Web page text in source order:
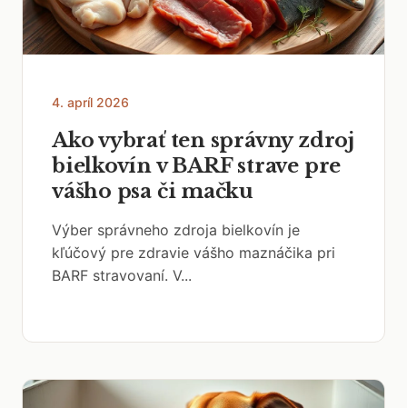
4. apríl 2026
Ako vybrať ten správny zdroj
bielkovín v BARF strave pre
vášho psa či mačku
Výber správneho zdroja bielkovín je
kľúčový pre zdravie vášho maznáčika pri
BARF stravovaní. V...